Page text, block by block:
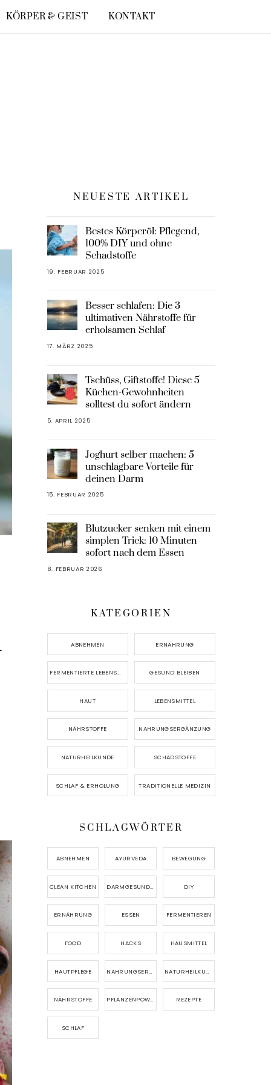
KÖRPER & GEIST KONTAKT
NEUESTE ARTIKEL
Bestes Körperöl: Pflegend,
100% DIY und ohne
Schadstoffe
19. FEBRUAR 2025
Besser schlafen: Die 3
ultimativen Nährstoffe für
erholsamen Schlaf
17. MÄRZ 2025
Tschüss, Giftstoffe! Diese 5
Küchen-Gewohnheiten
solltest du sofort ändern
5. APRIL 2025
Joghurt selber machen: 5
unschlagbare Vorteile für
deinen Darm
15. FEBRUAR 2025
Blutzucker senken mit einem
simplen Trick: 10 Minuten
sofort nach dem Essen
8. FEBRUAR 2026
KATEGORIEN
ABNEHMEN ERNÄHRUNG
FERMENTIERTE LEBENSMITTEL GESUND BLEIBEN
HAUT LEBENSMITTEL
NÄHRSTOFFE NAHRUNGSERGÄNZUNG
NATURHEILKUNDE SCHADSTOFFE
SCHLAF & ERHOLUNG TRADITIONELLE MEDIZIN
SCHLAGWÖRTER
ABNEHMEN AYURVEDA BEWEGUNG
CLEAN KITCHEN DARMGESUNDHEIT DIY
ERNÄHRUNG ESSEN FERMENTIEREN
FOOD HACKS HAUSMITTEL
HAUTPFLEGE NAHRUNGSERGÄNZUNG NATURHEILKUNDE
NÄHRSTOFFE PFLANZENPOWER REZEPTE
SCHLAF